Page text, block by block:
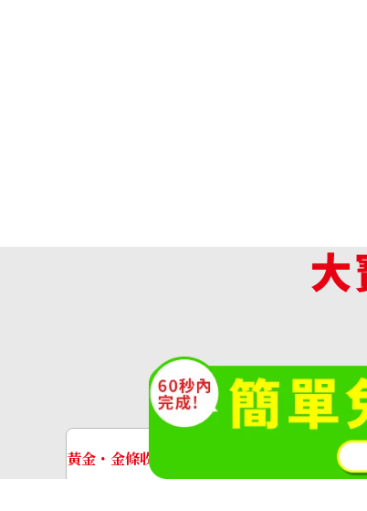
Chanel Boy Chanel Chain
收購參考價格
NTD 85,681
黃金・金條收購 手錶收購